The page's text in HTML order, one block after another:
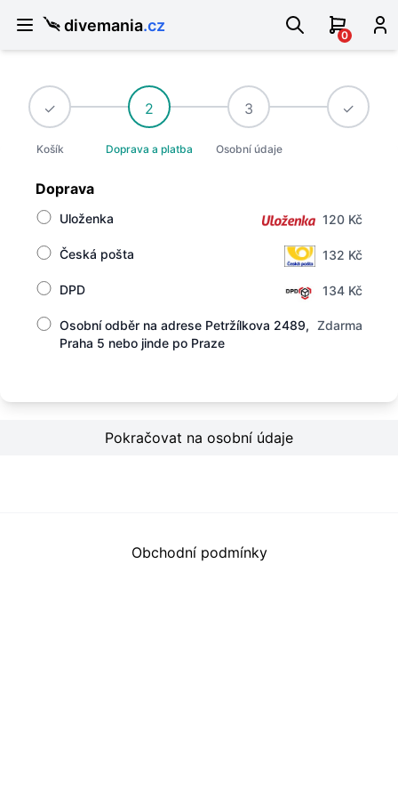
divemania.cz
0
✓
Košík
2
Doprava a platba
3
Osobní údaje
✓
Doprava
Uloženka 120 Kč
Česká pošta 132 Kč
DPD 134 Kč
Osobní odběr na adrese Petržílkova 2489,
Praha 5 nebo jinde po Praze
Zdarma
Pokračovat na osobní údaje
Obchodní podmínky